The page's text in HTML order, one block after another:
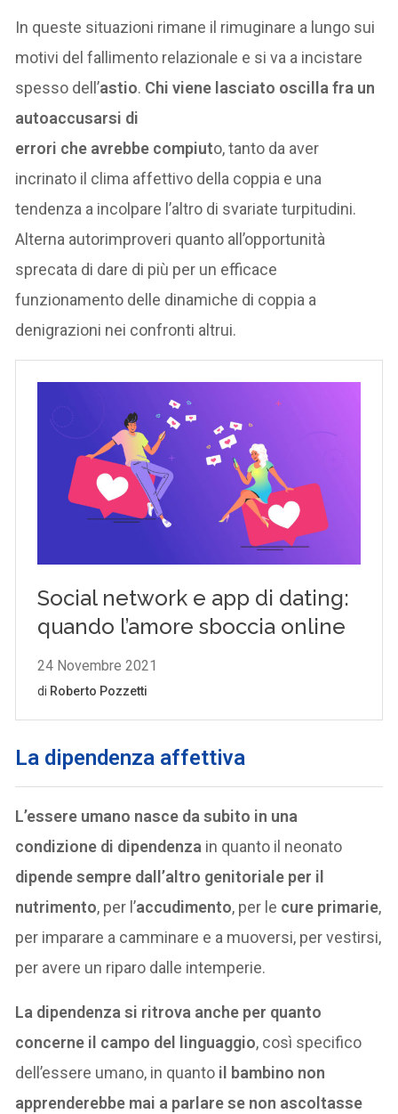
In queste situazioni rimane il rimuginare a lungo sui
motivi del fallimento relazionale e si va a incistare
spesso dell’astio. Chi viene lasciato oscilla fra un
autoaccusarsi di
errori che avrebbe compiuto, tanto da aver
incrinato il clima affettivo della coppia e una
tendenza a incolpare l’altro di svariate turpitudini.
Alterna autorimproveri quanto all’opportunità
sprecata di dare di più per un efficace
funzionamento delle dinamiche di coppia a
denigrazioni nei confronti altrui.
La dipendenza affettiva
L’essere umano nasce da subito in una
condizione di dipendenza in quanto il neonato
dipende sempre dall’altro genitoriale per il
nutrimento, per l’accudimento, per le cure primarie,
per imparare a camminare e a muoversi, per vestirsi,
per avere un riparo dalle intemperie.
La dipendenza si ritrova anche per quanto
concerne il campo del linguaggio, così specifico
dell’essere umano, in quanto il bambino non
apprenderebbe mai a parlare se non ascoltasse